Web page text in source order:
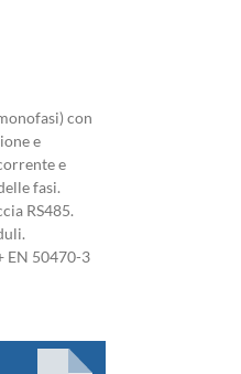
con
e
e
fasi.
RS485.
EN 50470-3